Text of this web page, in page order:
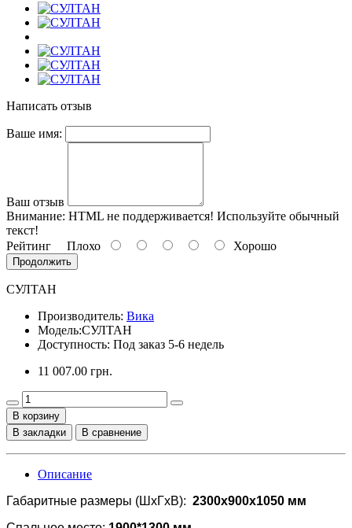
Написать отзыв
Ваше имя:
Ваш отзыв
Внимание: HTML не поддерживается! Используйте обычный
текст!
Рейтинг Плохо Хорошо
Продолжить
СУЛТАН
Производитель: Вика
Модель:СУЛТАН
Доступность: Под заказ 5-6 недель
11 007.00 грн.
В корзину
В закладки
В сравнение
Описание
Габаритные размеры (ШхГхВ): 2300x900x1050 мм